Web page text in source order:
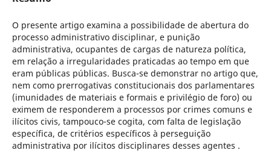
O presente artigo examina a possibilidade de abertura do
processo administrativo disciplinar, e punição
administrativa, ocupantes de cargas de natureza política,
em relação a irregularidades praticadas ao tempo em que
eram públicas públicas. Busca-se demonstrar no artigo que,
nem como prerrogativas constitucionais dos parlamentares
(imunidades de materiais e formais e privilégio de foro) ou
eximem de responderem a processos por crimes comuns e
ilícitos civis, tampouco-se cogita, com falta de legislação
específica, de critérios específicos à perseguição
administrativa por ilícitos disciplinares desses agentes .